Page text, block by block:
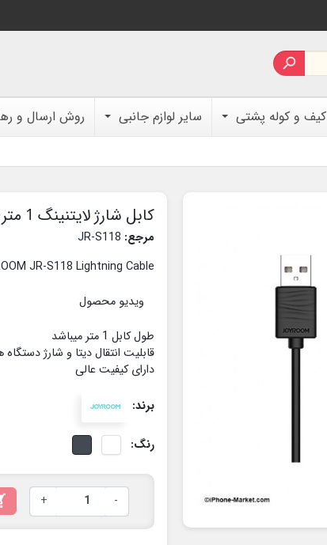

کیف و کوله پشتی سایر لوازم جانبی روش ارسال و
کابل شارژ لایتنینگ 1 متری JOYROOM JR-S118
مرجع:
JR-S118 Lightning Cable
ویدیو محصول
طول کابل 1 متر میباشد
قابلیت انتقال دیتا و شارژ
دارای کیفیت عالی
برند:
رنگ:
-
+